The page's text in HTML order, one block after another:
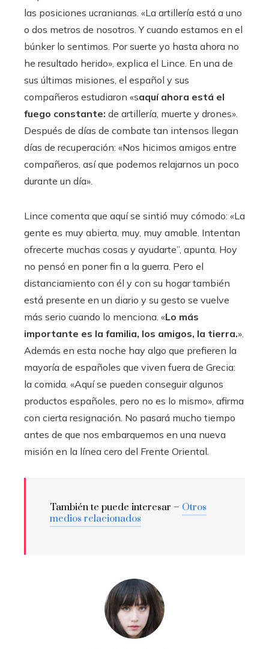
las posiciones ucranianas. «La artillería está a uno
o dos metros de nosotros. Y cuando estamos en el
búnker lo sentimos. Por suerte yo hasta ahora no
he resultado herido», explica el Lince. En una de
sus últimas misiones, el español y sus
compañeros estudiaron «saquí ahora está el
fuego constante: de artillería, muerte y drones».
Después de días de combate tan intensos llegan
días de recuperación: «Nos hicimos amigos entre
compañeros, así que podemos relajarnos un poco
durante un día».
Lince comenta que aquí se sintió muy cómodo: «La
gente es muy abierta, muy, muy amable. Intentan
ofrecerte muchas cosas y ayudarte”, apunta. Hoy
no pensó en poner fin a la guerra. Pero el
distanciamiento con él y con su hogar también
está presente en un diario y su gesto se vuelve
más serio cuando lo menciona. «Lo más
importante es la familia, los amigos, la tierra.».
Además en esta noche hay algo que prefieren la
mayoría de españoles que viven fuera de Grecia:
la comida. «Aquí se pueden conseguir algunos
productos españoles, pero no es lo mismo», afirma
con cierta resignación. No pasará mucho tiempo
antes de que nos embarquemos en una nueva
misión en la línea cero del Frente Oriental.
También te puede interesar – Otros
medios relacionados